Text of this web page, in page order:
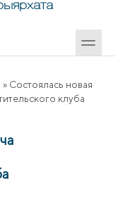
» Состоялась новая
клуба